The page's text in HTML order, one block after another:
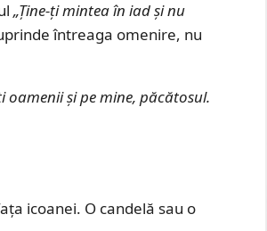
„Ține-ți mintea în iad și nu
întreaga omenire, nu
oamenii și pe mine, păcătosul.
icoanei. O candelă sau o